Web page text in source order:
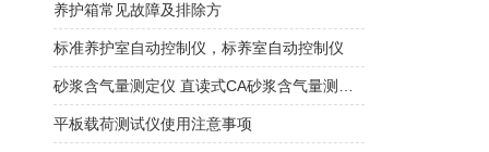
养护箱常见故障及排除方
标准养护室自动控制仪，标养室自动控制仪
平板载荷测试仪使用注意事项